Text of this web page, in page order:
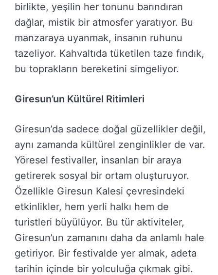
birlikte, yeşilin her tonunu barındıran
dağlar, mistik bir atmosfer yaratıyor. Bu
manzaraya uyanmak, insanın ruhunu
tazeliyor. Kahvaltıda tüketilen taze fındık,
bu toprakların bereketini simgeliyor.
Giresun’un Kültürel Ritimleri
Giresun’da sadece doğal güzellikler değil,
aynı zamanda kültürel zenginlikler de var.
Yöresel festivaller, insanları bir araya
getirerek sosyal bir ortam oluşturuyor.
Özellikle Giresun Kalesi çevresindeki
etkinlikler, hem yerli halkı hem de
turistleri büyülüyor. Bu tür aktiviteler,
Giresun’un zamanını daha da anlamlı hale
getiriyor. Bir festivalde yer almak, adeta
tarihin içinde bir yolculuğa çıkmak gibi.